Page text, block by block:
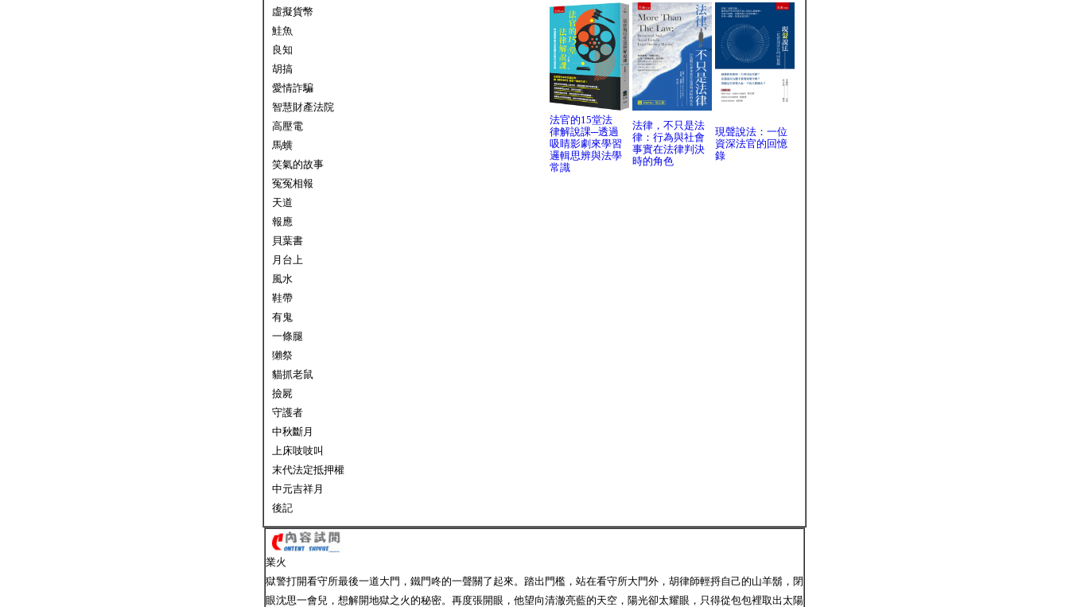
虛擬貨幣
鮭魚
良知
胡搞
愛情詐騙
智慧財產法院
高壓電
馬蟥
笑氣的故事
冤冤相報
天道
報應
貝葉書
月台上
風水
鞋帶
有鬼
一條腿
獺祭
貓抓老鼠
撿屍
守護者
中秋斷月
上床吱吱叫
末代法定抵押權
中元吉祥月
後記
法官的15堂法
律解說課─透過
吸睛影劇來學習
邏輯思辨與法學
常識
法律，不只是法
律：行為與社會
事實在法律判決
時的角色
現聲說法：一位
資深法官的回憶
錄
業火
獄警打開看守所最後一道大門，鐵門咚的一聲關了起來。踏出門檻，站在看守所大門外，胡律師輕捋自己的山羊鬍，閉
眼沈思一會兒，想解開地獄之火的秘密。再度張開眼，他望向清澈亮藍的天空，陽光卻太耀眼，只得從包包裡取出太陽